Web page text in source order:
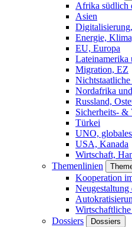
Afrika südlich
Asien
Energie,
EU, Europa
Migration, EZ
Nordafrika
Russland,
Sicherheits- &
Türkei
UNO,
USA, Kanada
Wirtschaft,
Themenlinien
Kooperation
Neugestaltung
Dossiers
Dossiers